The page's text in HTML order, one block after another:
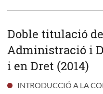
Doble titulació
Administració i
i en Dret (2014)
INTRODUCCIÓ A LA